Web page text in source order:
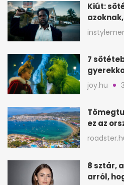
Kiút:
keresik
7
joy.hu
ez az
8 sztár,
arról,